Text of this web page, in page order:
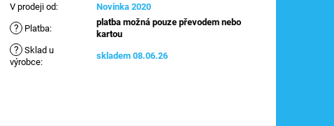
V prodeji od: Novinka 2020
? Platba:
platba možná pouze převodem nebo
kartou
? Sklad u
výrobce:
skladem 08.06.26